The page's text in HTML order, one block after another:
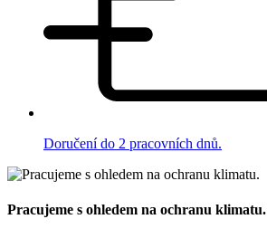
Doručení do 2 pracovních dnů.
Pracujeme s ohledem na ochranu klimatu.